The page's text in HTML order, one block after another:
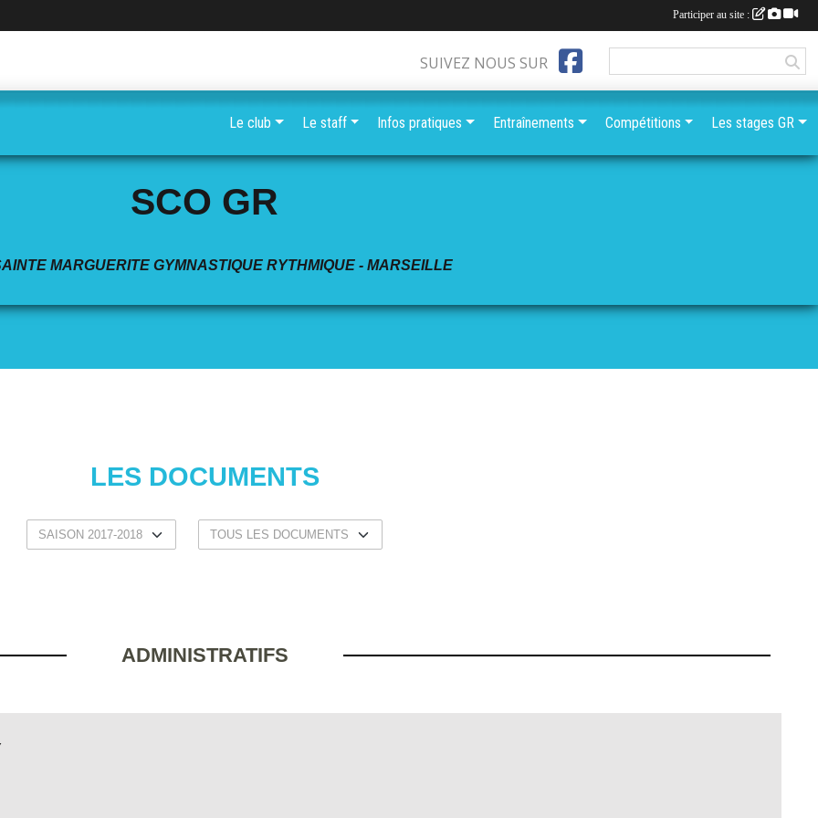
SCO GR
MARGUERITE GYMNASTIQUE RYTHMIQUE - MARSEILLE
LES DOCUMENTS
ADMINISTRATIFS
SUIVEZ NOUS SUR
Le club Le staff Infos pratiques Entraînements Compétitions Les stages GR
Participer au site :